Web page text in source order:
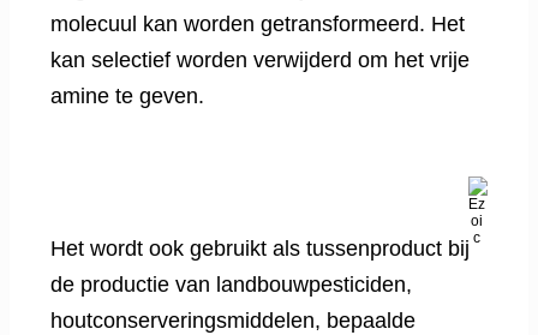
molecuul kan worden getransformeerd. Het
kan selectief worden verwijderd om het vrije
amine te geven.
Het wordt ook gebruikt als tussenproduct bij
de productie van landbouwpesticiden,
houtconserveringsmiddelen, bepaalde